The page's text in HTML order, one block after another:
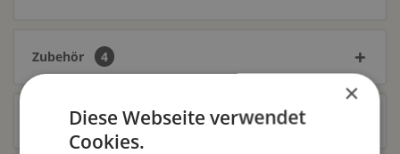
Zubehör 4
Ähnliche Artikel
×
Diese Webseite verwendet
Cookies.